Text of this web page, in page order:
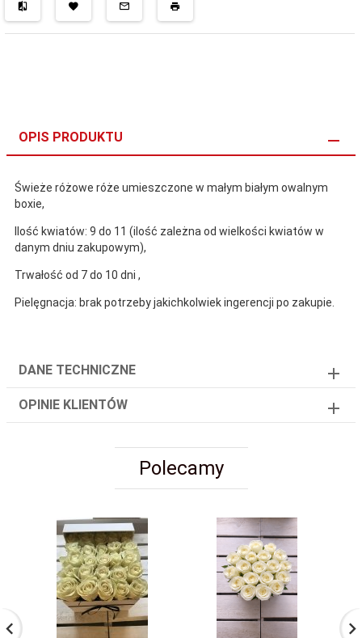
OPIS PRODUKTU
Świeże różowe róże umieszczone w małym białym owalnym
boxie,
Ilość kwiatów: 9 do 11 (ilość zależna od wielkości kwiatów w
danym dniu zakupowym),
Trwałość od 7 do 10 dni ,
Pielęgnacja: brak potrzeby jakichkolwiek ingerencji po zakupie.
DANE TECHNICZNE
OPINIE KLIENTÓW
Polecamy